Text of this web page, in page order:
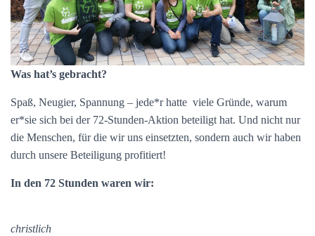
Was hat’s gebracht?
Spaß, Neugier, Spannung – jede*r hatte viele Gründe, warum
er*sie sich bei der 72-Stunden-Aktion beteiligt hat. Und nicht nur
die Menschen, für die wir uns einsetzten, sondern auch wir haben
durch unsere Beteiligung profitiert!
In den 72 Stunden waren wir:
christlich